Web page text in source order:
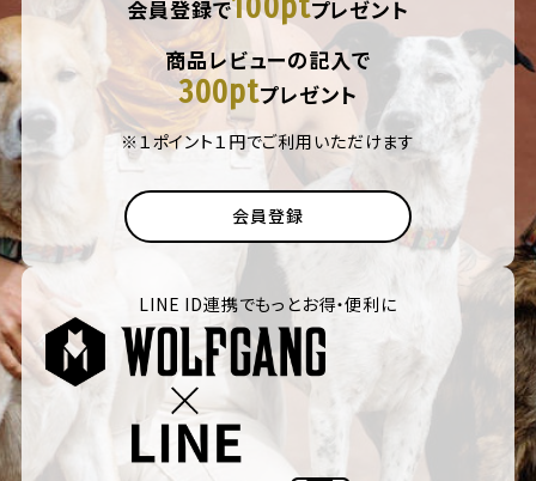
会員登録で
プレゼント
商品レビューの記入で
300ptプレゼント
※１ポイント１円でご利用いただけます
会員登録
LINE ID連携でもっとお得・便利に